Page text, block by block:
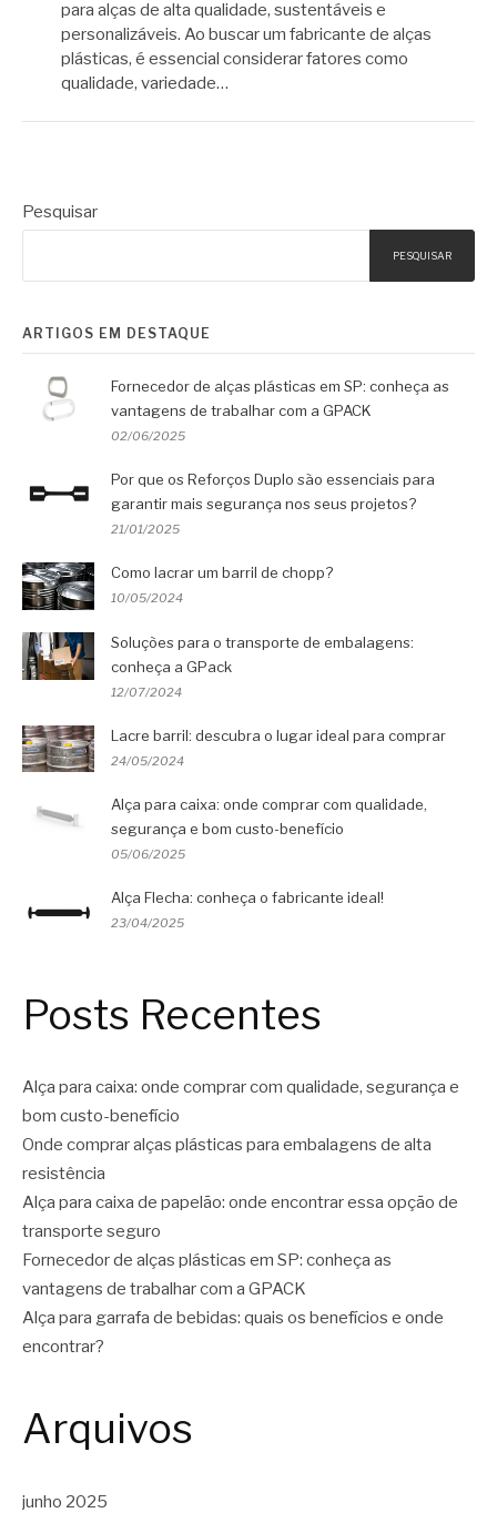
para alças de alta qualidade, sustentáveis e
personalizáveis. Ao buscar um fabricante de alças
plásticas, é essencial considerar fatores como
qualidade, variedade…
Pesquisar
PESQUISAR
ARTIGOS EM DESTAQUE
Fornecedor de alças plásticas em SP: conheça as
vantagens de trabalhar com a GPACK
02/06/2025
Por que os Reforços Duplo são essenciais para
garantir mais segurança nos seus projetos?
21/01/2025
Como lacrar um barril de chopp?
10/05/2024
Soluções para o transporte de embalagens:
conheça a GPack
12/07/2024
Lacre barril: descubra o lugar ideal para comprar
24/05/2024
Alça para caixa: onde comprar com qualidade,
segurança e bom custo-benefício
05/06/2025
Alça Flecha: conheça o fabricante ideal!
23/04/2025
Posts Recentes
Alça para caixa: onde comprar com qualidade, segurança e
bom custo-benefício
Onde comprar alças plásticas para embalagens de alta
resistência
Alça para caixa de papelão: onde encontrar essa opção de
transporte seguro
Fornecedor de alças plásticas em SP: conheça as
vantagens de trabalhar com a GPACK
Alça para garrafa de bebidas: quais os benefícios e onde
encontrar?
Arquivos
junho 2025